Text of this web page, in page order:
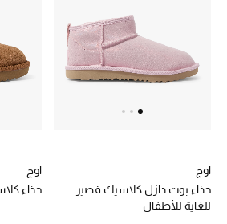
خصم حتى 70%
تسوقوا الآن
ما وصلنا حديثاً
الموسم الجديد
اوج
حذاء بوت دازل كلاسيك قصير
للغاية للأطفال
اوج
حذاء